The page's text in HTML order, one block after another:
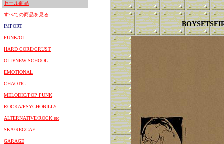
セール商品
すべての商品を見る
IMPORT
PUNK/OI
HARD CORE/CRUST
OLD/NEW SCHOOL
EMOTIONAL
CHAOTIC
MELODIC/POP PUNK
ROCKA/PSYCHOBILLY
ALTERNATIVE/ROCK etc
SKA/REGGAE
GARAGE